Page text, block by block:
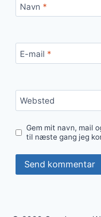
Navn *
E-mail *
Websted
Gem mit navn, mail
til næste gang jeg